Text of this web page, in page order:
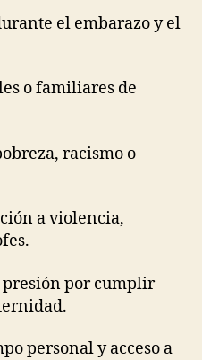
el embarazo y el
o familiares de
racismo o
a violencia,
presión por cumplir
personal y acceso a